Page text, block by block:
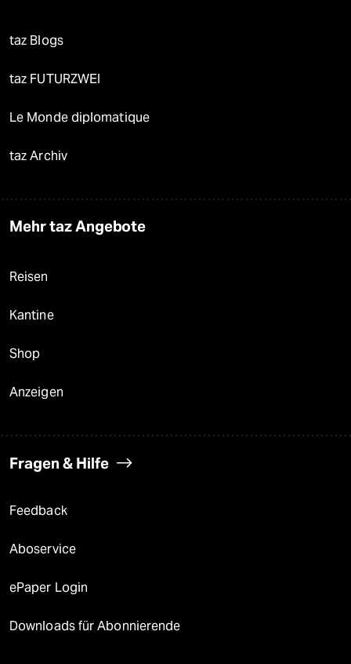
taz Blogs
taz FUTURZWEI
Le Monde diplomatique
taz Archiv
Mehr taz Angebote
Reisen
Kantine
Shop
Anzeigen
Fragen & Hilfe
Feedback
Aboservice
ePaper Login
Downloads für Abonnierende